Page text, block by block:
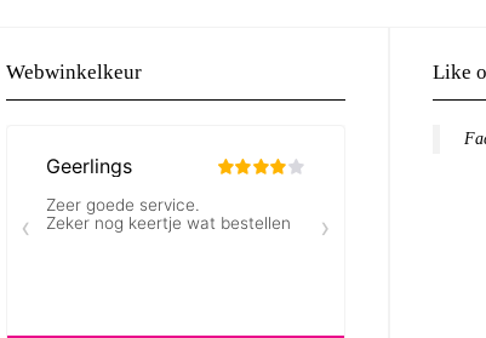
Webwinkelkeur Like